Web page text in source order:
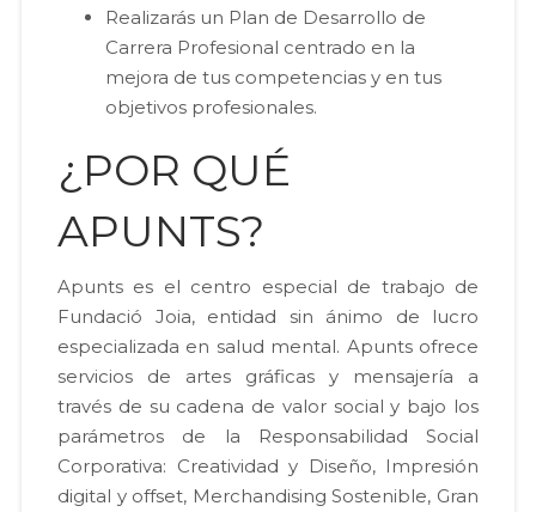
Realizarás un Plan de Desarrollo de
Carrera Profesional centrado en la
mejora de tus competencias y en tus
objetivos profesionales.
¿POR QUÉ
APUNTS?
Apunts es el centro especial de trabajo de
Fundació Joia, entidad sin ánimo de lucro
especializada en salud mental. Apunts ofrece
servicios de artes gráficas y mensajería a
través de su cadena de valor social y bajo los
parámetros de la Responsabilidad Social
Corporativa: Creatividad y Diseño, Impresión
digital y offset, Merchandising Sostenible, Gran